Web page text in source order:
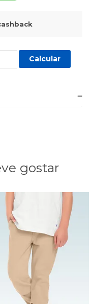
Calcular
gostar